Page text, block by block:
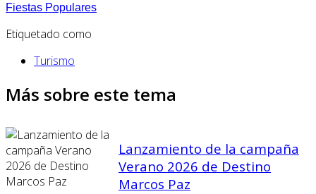
Fiestas Populares
Etiquetado como
Turismo
Más sobre este tema
Lanzamiento de la campaña
Verano 2026 de Destino
Marcos Paz